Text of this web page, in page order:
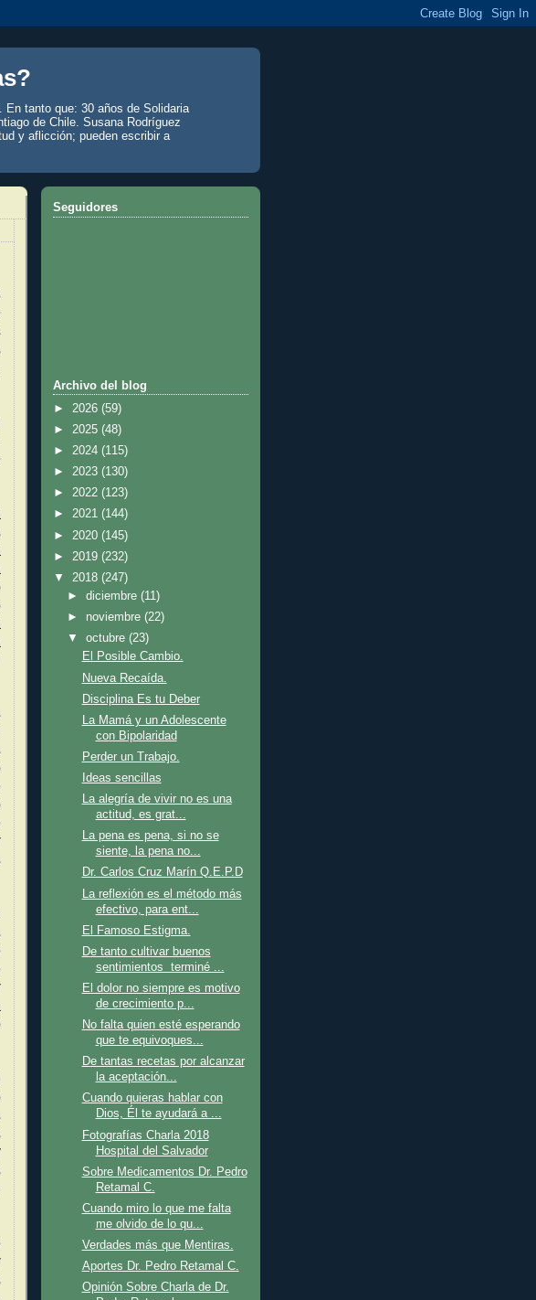
En tanto que: 30 años de Solidaria
de Chile. Susana Rodríguez
y aflicción; pueden escribir a
Seguidores
Archivo del blog
► 2026 (59)
► 2025 (48)
► 2024 (115)
► 2023 (130)
► 2022 (123)
► 2021 (144)
► 2020 (145)
► 2019 (232)
▼ 2018 (247)
►diciembre(11)
► noviembre(22)
▼octubre(23)
El Posible Cambio.
Nueva Recaída.
Disciplina Es tu Deber
La Mamá y un Adolescente
con Bipolaridad
Perder un Trabajo.
Ideas sencillas
La alegría de vivir no es una
actitud, es grat...
La pena es pena, si no se
siente, la pena no...
Dr. Carlos Cruz Marín Q.E.P.D
La reflexión es el método más
efectivo, para ent...
El Famoso Estigma.
De tanto cultivar buenos
sentimientos terminé ...
El dolor no siempre es motivo
de crecimiento p...
No falta quien esté esperando
que te equivoques...
De tantas recetas por alcanzar
la aceptación...
Cuando quieras hablar con
Dios, Él te ayudará a ...
Fotografías Charla 2018
Hospital del Salvador
Sobre Medicamentos Dr. Pedro
Retamal C.
Cuando miro lo que me falta
me olvido de lo qu...
Verdades más que Mentiras.
Aportes Dr. Pedro Retamal C.
Opinión Sobre Charla de Dr.